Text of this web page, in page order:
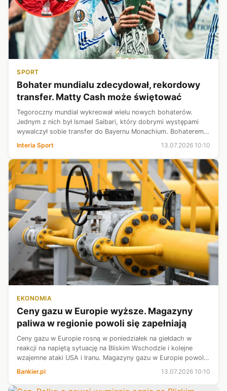
SPORT
Bohater mundialu zdecydował, rekordowy
transfer. Matty Cash może świętować
Tegoroczny mundial wykreował wielu nowych bohaterów.
Jednym z nich był Ismael Saibari, który dobrymi występami
wywalczył sobie transfer do Bayernu Monachium. Bohaterem
Manzambi. Pomocnik ma zos...
Interia Sport 13.07.2026 10:10
EKONOMIA
Ceny gazu w Europie wyższe. Magazyny
paliwa w regionie powoli się zapełniają
Ceny gazu w Europie rosną w poniedziałek na giełdach w
reakcji na napiętą sytuację na Bliskim Wschodzie i kolejne
wzajemne ataki USA i Iranu. Magazyny gazu w Europie powoli
Bankier.pl 13.07.2026 10:10